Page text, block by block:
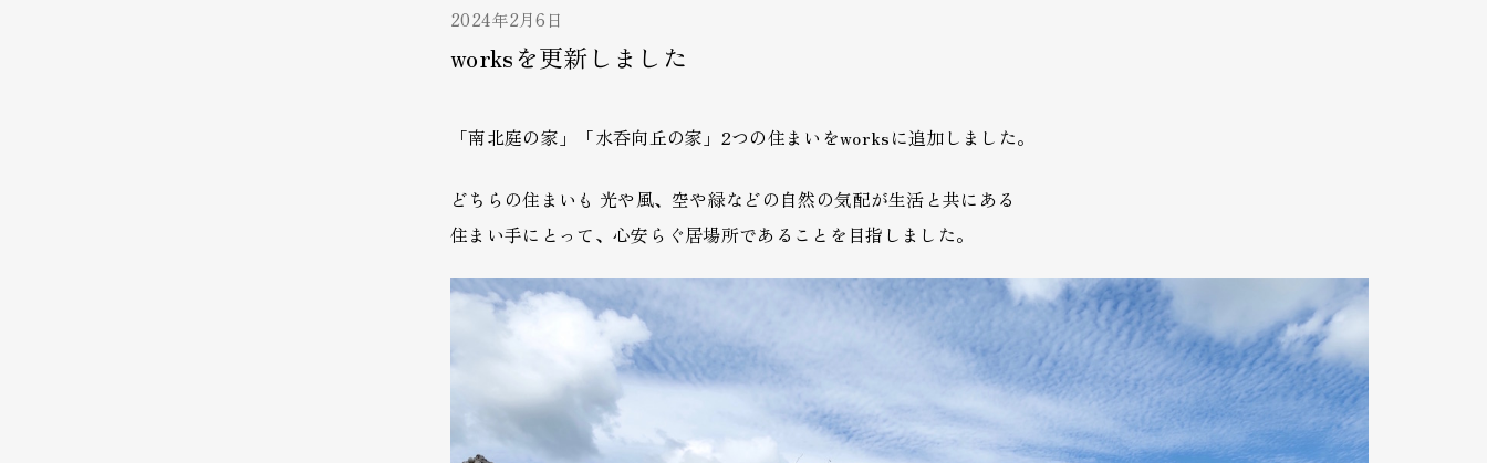
2024年2月6日
worksを更新しました
「南北庭の家」「水呑向丘の家」2つの住まいをworksに追加しました。
どちらの住まいも 光や風、空や緑などの自然の気配が生活と共にある
住まい手にとって、心安らぐ居場所であることを目指しました。